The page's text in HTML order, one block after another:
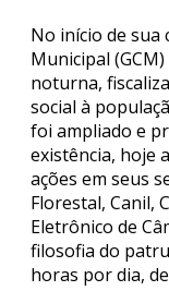
No início de sua
Municipal
noturna,
social à
foi ampliado e
existência, hoje
ações em seus
Florestal, Canil,
Eletrônico de
filosofia do
horas por dia,